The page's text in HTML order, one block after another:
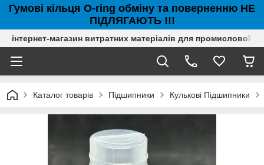
Гумові кільця O-ring обміну та поверненню НЕ
ПІДЛЯГАЮТЬ !!!
інтернет-магазин витратних матеріалів для промислової
Каталог товарів Підшипники Кулькові Підшипники